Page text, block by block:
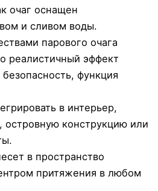
очаг оснащен
и сливом воды.
парового очага
реалистичный эффект
функция
в интерьер,
островную конструкцию или
в пространство
притяжения в любом